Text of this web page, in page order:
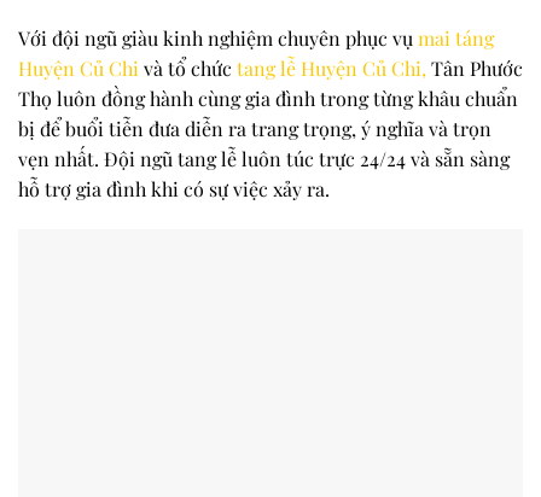
Với đội ngũ giàu kinh nghiệm chuyên phục vụmai táng
Huyện Củ Chivà tổ chức tang lễ Huyện Củ Chi,Tân Phước
Thọ luôn đồng hành cùng gia đình trong từng khâu chuẩn
bị để buổi tiễn đưa diễn ra trang trọng, ý nghĩa và trọn
vẹn nhất. Đội ngũ tang lễ luôn túc trực 24/24 và sẵn sàng
hỗ trợ gia đình khi có sự việc xảy ra.